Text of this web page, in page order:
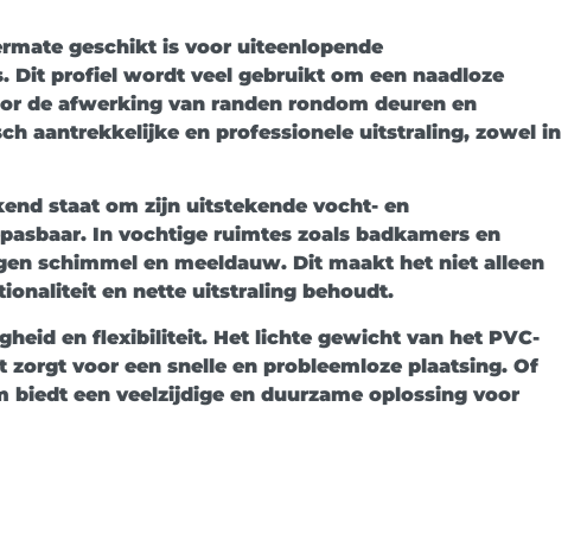
geschikt is voor uiteenlopende
Dit profiel wordt veel gebruikt om een naadloze
de afwerking van randen rondom deuren en
aantrekkelijke en professionele uitstraling, zowel in
staat om zijn uitstekende vocht- en
In vochtige ruimtes zoals badkamers en
schimmel en meeldauw. Dit maakt het niet alleen
en nette uitstraling behoudt.
en flexibiliteit. Het lichte gewicht van het PVC-
voor een snelle en probleemloze plaatsing. Of
een veelzijdige en duurzame oplossing voor